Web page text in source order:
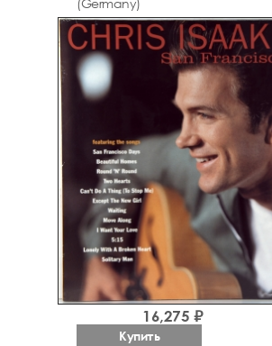
(Germany)
16,275 ₽
Купить